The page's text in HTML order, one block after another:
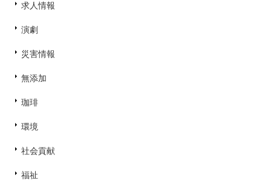
求人情報
演劇
災害情報
無添加
珈琲
環境
社会貢献
福祉